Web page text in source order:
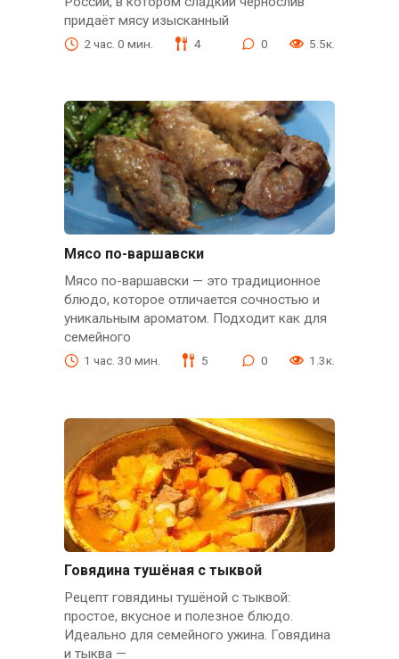
придаёт мясу изысканный
2 час. 0 мин. 4 0 5.5к.
Мясо по-варшавски
Мясо по-варшавски — это традиционное
блюдо, которое отличается сочностью и
уникальным ароматом. Подходит как для
семейного
1 час. 30 мин. 5 0 1.3к.
Говядина тушёная с тыквой
Рецепт говядины тушёной с тыквой:
простое, вкусное и полезное блюдо.
Идеально для семейного ужина. Говядина
и тыква —